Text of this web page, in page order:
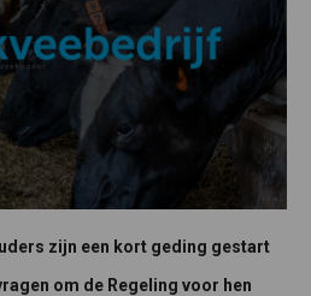
zijn een kort geding gestart
om de Regeling voor hen